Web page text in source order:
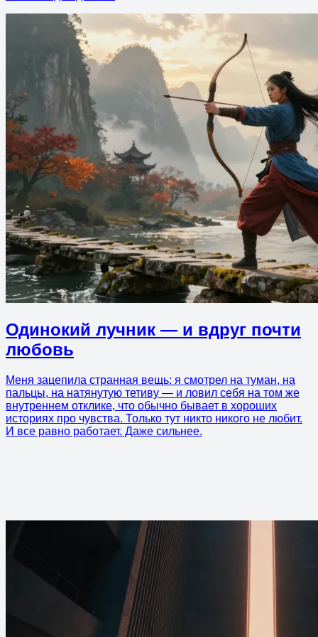
Одинокий лучник — и вдруг почти
любовь
Меня зацепила странная вещь: я смотрел на туман, на
пальцы, на натянутую тетиву — и ловил себя на том же
внутреннем отклике, что обычно бывает в хороших
историях про чувства. Только тут никто никого не любит.
И все равно работает. Даже сильнее.